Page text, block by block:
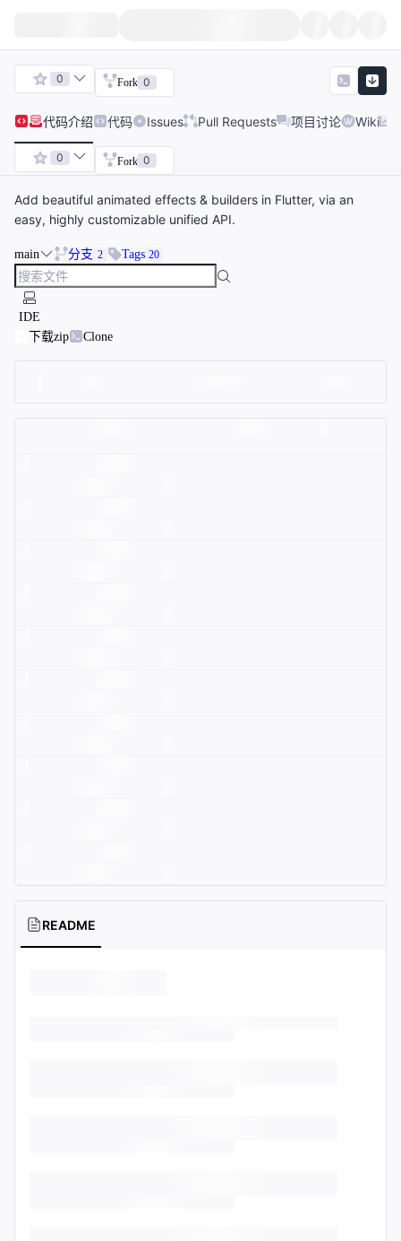
0 Fork 0
代码介绍 代码 Issues Pull Requests 项目讨论 Wiki
0 Fork 0
Add beautiful animated effects & builders in Flutter, via an
easy, highly customizable unified API.
main 分支 2 Tags 20
IDE
下载zip
Clone
README